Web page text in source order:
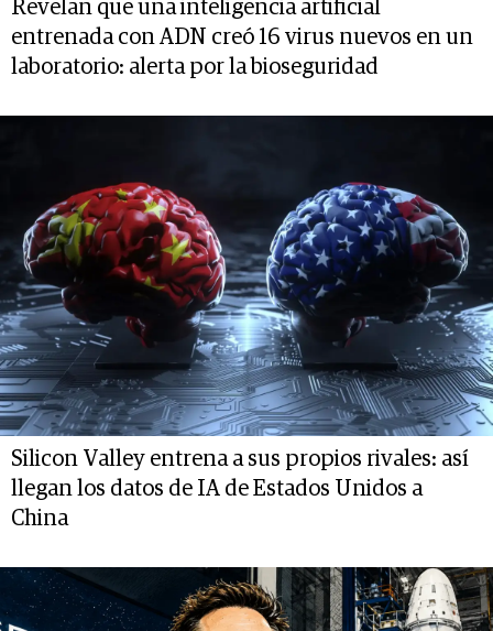
Revelan que una inteligencia artificial
entrenada con ADN creó 16 virus nuevos en un
laboratorio: alerta por la bioseguridad
Silicon Valley entrena a sus propios rivales: así
llegan los datos de IA de Estados Unidos a
China